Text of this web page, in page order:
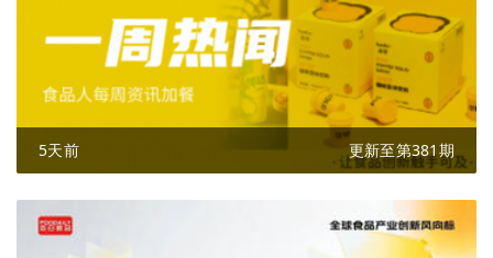
5天前 更新至第381期